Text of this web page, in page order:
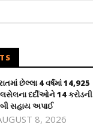
છેલ્લા 4 વર્ષમાં 14,925
દર્દીઓને 14 કરોડની
સહાય અપાઈ
8, 2026